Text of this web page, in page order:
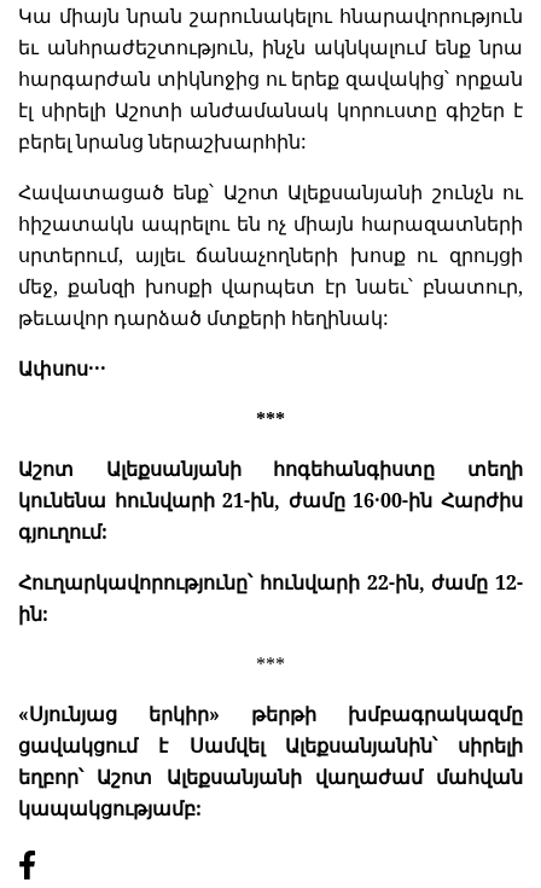
Կա միայն նրան շարունակելու հնարավորություն
եւ անհրաժեշտություն, ինչն ակնկալում ենք նրա
հարգարժան տիկնոջից ու երեք զավակից՝ որքան
էլ սիրելի Աշոտի անժամանակ կորուստը գիշեր է
բերել նրանց ներաշխարհին:
Հավատացած ենք՝ Աշոտ Ալեքսանյանի շունչն ու
հիշատակն ապրելու են ոչ միայն հարազատների
սրտերում, այլեւ ճանաչողների խոսք ու զրույցի
մեջ, քանզի խոսքի վարպետ էր նաեւ՝ բնատուր,
թեւավոր դարձած մտքերի հեղինակ:
Ափսոս․․․
***
Աշոտ Ալեքսանյանի հոգեհանգիստը տեղի
կունենա հունվարի 21-ին, ժամը 16․00-ին Հարժիս
գյուղում:
Հուղարկավորությունը՝ հունվարի 22-ին, ժամը 12-
ին:
***
«Սյունյաց երկիր» թերթի խմբագրակազմը
ցավակցում է Սամվել Ալեքսանյանին՝ սիրելի
եղբոր՝ Աշոտ Ալեքսանյանի վաղաժամ մահվան
կապակցությամբ: